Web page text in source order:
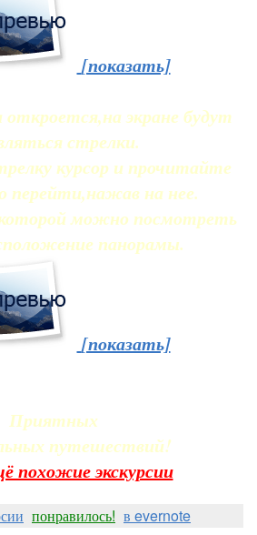
[показать]
откроется,на экране будут
стрелки.
курсор и прочитайте
перейти,нажав на нее.
можно посмотреть
панорамы.
[показать]
Приятных
путешествий!
похожие экскурсии
понравилось! в evernote